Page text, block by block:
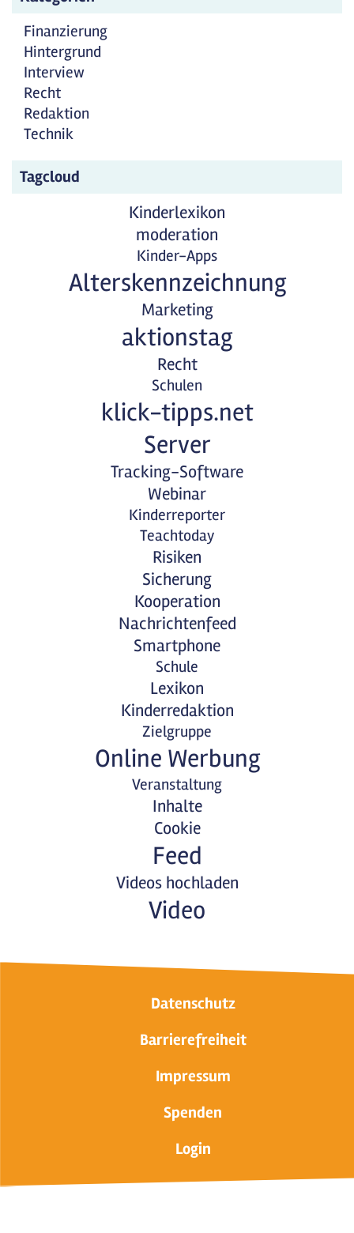
Finanzierung
Hintergrund
Interview
Recht
Redaktion
Technik
Tagcloud
Kinderlexikon
moderation
Kinder-Apps
Alterskennzeichnung
Marketing
aktionstag
Recht
Schulen
klick-tipps.net
Server
Tracking-Software
Webinar
Kinderreporter
Teachtoday
Risiken
Sicherung
Kooperation
Nachrichtenfeed
Smartphone
Schule
Lexikon
Kinderredaktion
Zielgruppe
Online Werbung
Veranstaltung
Inhalte
Cookie
Feed
Videos hochladen
Video
Datenschutz
Barrierefreiheit
Impressum
Spenden
Login